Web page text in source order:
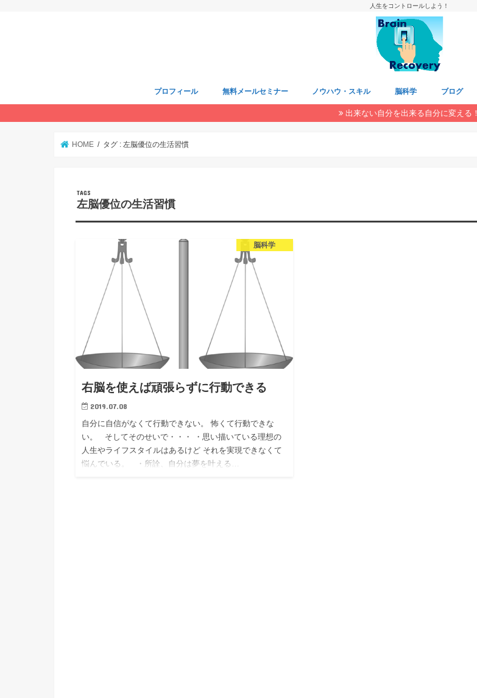
人生をコントロールしよう！
プロフィール 無料メールセミナー ノウハウ・スキル 脳科学 ブログ
出来ない自分を出来る自分に変える！
HOME タグ : 左脳優位の生活習慣
左脳優位の生活習慣
脳科学
右脳を使えば頑張らずに行動できる
2019.07.08
自分に自信がなくて行動できない。 怖くて行動できな
い。 そしてそのせいで・・・ ・思い描いている理想の
人生やライフスタイルはあるけど それを実現できなくて
悩んでいる。 ・所詮、自分は夢を叶える…